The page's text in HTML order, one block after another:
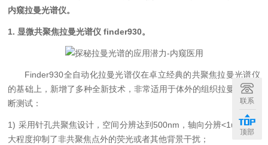
内窥拉曼光谱仪。
1. 显微共聚焦拉曼光谱仪 finder930。
Finder930全自动化拉曼光谱仪在卓立经典的共聚焦拉曼光谱仪
的基础上，新增了多种全新技术，非常适用于体外的组织拉曼成像诊
断测试：
1) 采用针孔共聚焦设计，空间分辨达到500nm，轴向分辨<1um，极
大程度抑制了非共聚焦点外的荧光或者其他背景干扰；
联系
顶部